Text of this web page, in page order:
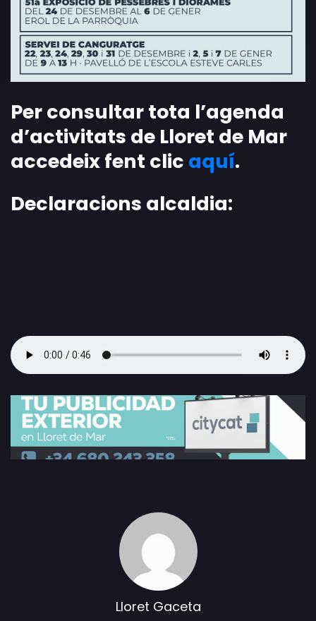
Per consultar tota l’agenda
d’activitats de Lloret de Mar
accedeix fent clic aquí.
Declaracions alcaldia:
Lloret Gaceta